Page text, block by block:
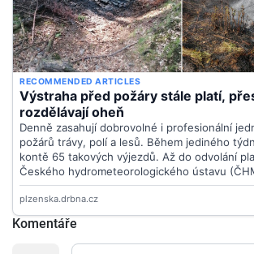
Komentáře